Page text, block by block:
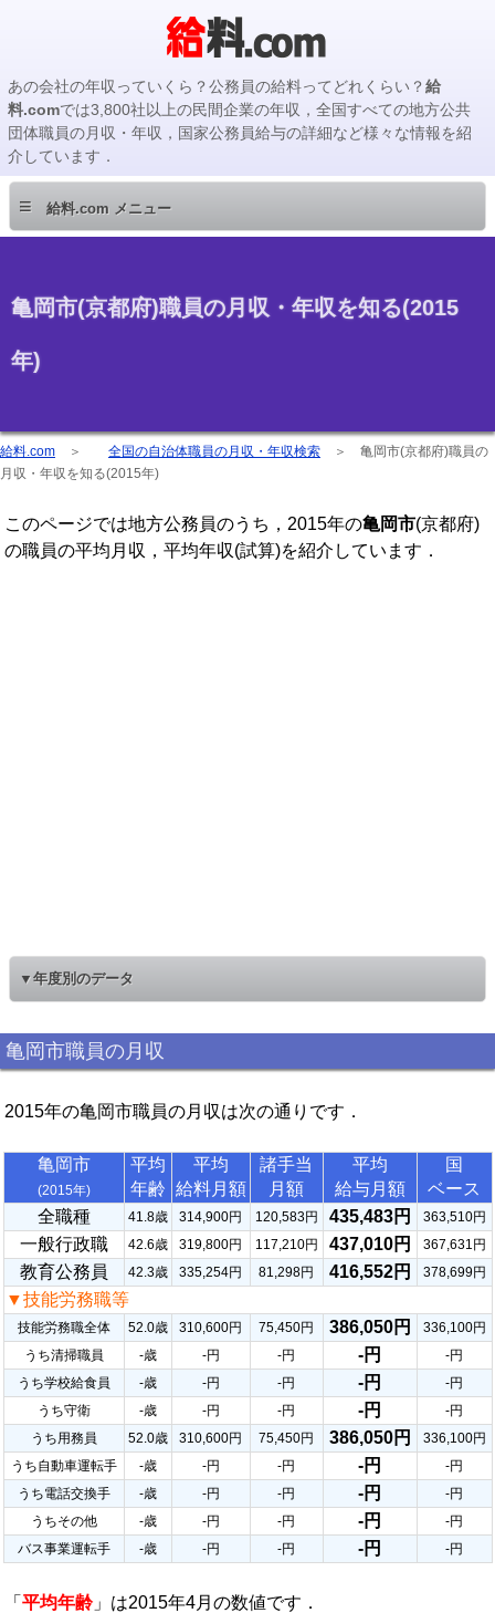
あの会社の年収っていくら？公務員の給料ってどれくらい？給
料.comでは3,800社以上の民間企業の年収，全国すべての地方公共
団体職員の月収・年収，国家公務員給与の詳細など様々な情報を紹
介しています．
≡ 給料.com メニュー
亀岡市(京都府)職員の月収・年収を知る(2015
年)
給料.com ＞ 全国の自治体職員の月収・年収検索 ＞ 亀岡市(京都府)職員の
月収・年収を知る(2015年)
このページでは地方公務員のうち，2015年の亀岡市(京都府)
の職員の平均月収，平均年収(試算)を紹介しています．
▼年度別のデータ
亀岡市職員の月収
2015年の亀岡市職員の月収は次の通りです．
亀岡市
(2015年)
平均
年齢
平均
給料月額
諸手当
月額
平均
給与月額
国
ベース
全職種
41.8歳 314,900円 120,583円 435,483円 363,510円
一般行政職 42.6歳 319,800円 117,210円 437,010円 367,631円
教育公務員 42.3歳 335,254円 81,298円 416,552円 378,699円
▼技能労務職等
技能労務職全体 52.0歳 310,600円 75,450円 386,050円
336,100円
うち清掃職員
-歳 -円 -円 -円
-円
うち学校給食員
-歳 -円 -円 -円
-円
うち守衛
-歳 -円 -円 -円
-円
うち用務員
52.0歳 310,600円 75,450円 386,050円
336,100円
うち自動車運転手
-歳 -円 -円 -円
-円
うち電話交換手
-歳 -円 -円 -円
-円
うちその他
-歳 -円 -円 -円
-円
バス事業運転手
-歳 -円 -円 -円 -円
「 平均年齢 」は2015年4月の数値です．